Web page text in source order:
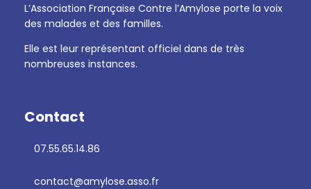
L’Association Française Contre l’Amylose porte la voix
des malades et des familles.
Elle est leur représentant officiel dans de très
nombreuses instances.
Contact
07.55.65.14.86
contact@amylose.asso.fr